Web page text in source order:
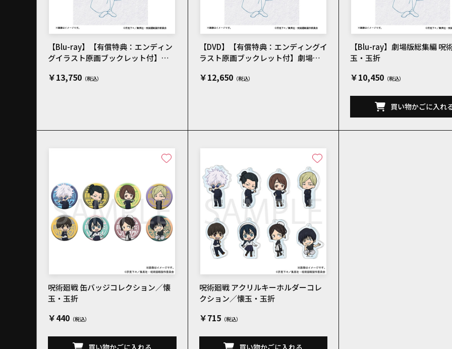
【Blu-ray】【有償特典：エンディン
グイラスト原画ブックレット付】劇
￥13,750
【DVD】【有償特典：エンディングイ
ラスト原画ブックレット付】劇場版
￥12,650
【Blu-ray】劇場版総集編 呪
玉・玉折
￥10,450
買い物かごに入れ
呪術廻戦 缶バッジコレクション／懐
玉・玉折
￥440
買い物かごに入れる
呪術廻戦 アクリルキーホルダーコレ
クション／懐玉・玉折
￥715
買い物かごに入れる